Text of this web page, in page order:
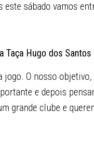
este sábado vamos
Taça Hugo dos
jogo. O nosso
e depois
grande clube e